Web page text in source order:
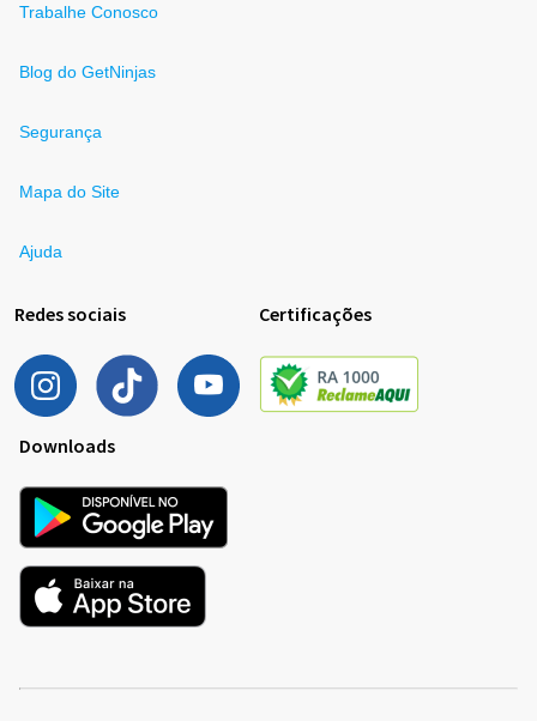
Trabalhe Conosco
Blog do GetNinjas
Segurança
Mapa do Site
Ajuda
Redes sociais Certificações
Downloads